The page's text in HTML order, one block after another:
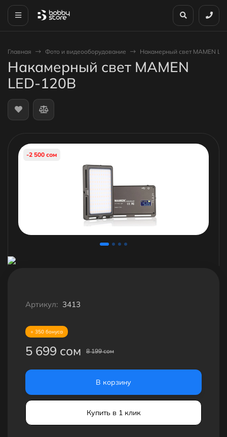
Главная Фото и видеооборудование Накамерный свет MAMEN
Накамерный свет MAMEN
LED-120B
-2 500 сом
Артикул: 3413
+ 350 бонуса
5 699 сом 8 199 сом
В корзину
Купить в 1 клик